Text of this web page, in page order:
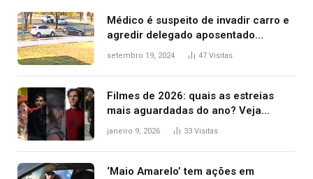
Médico é suspeito de invadir carro e
agredir delegado aposentado
durante confusão no trânsito
setembro 19, 2024 47 Visitas
Filmes de 2026: quais as estreias
mais aguardadas do ano? Veja
principais lançamentos do cinema
janeiro 9, 2026 33 Visitas
‘Maio Amarelo’ tem ações em